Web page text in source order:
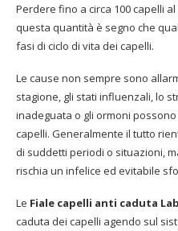
Perdere fino a circa 100 capelli
questa quantità è segno che
fasi di ciclo di vita dei capelli.
Le cause non sempre sono
stagione, gli stati influenzali, lo
inadeguata o gli ormoni
capelli. Generalmente il tutto
di suddetti periodi o situazioni,
rischia un infelice ed evitabile
Le Fiale capelli anti caduta
caduta dei capelli agendo sul